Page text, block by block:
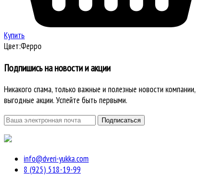
Купить
Цвет:Ферро
Подпишись на новости и акции
Никакого спама, только важные и полезные новости компании,
выгодные акции. Успейте быть первыми.
info@dveri-yukka.com
8 (925) 518-19-99